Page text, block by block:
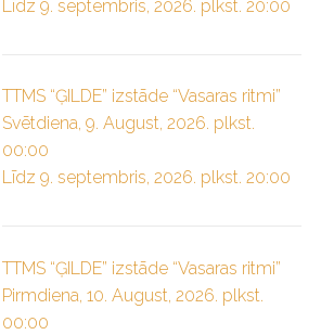
Līdz 9. septembris, 2026. plkst. 20:00
TTMS “ĢILDE” izstāde “Vasaras ritmi”
Svētdiena, 9. August, 2026. plkst.
00:00
Līdz 9. septembris, 2026. plkst. 20:00
TTMS “ĢILDE” izstāde “Vasaras ritmi”
Pirmdiena, 10. August, 2026. plkst.
00:00